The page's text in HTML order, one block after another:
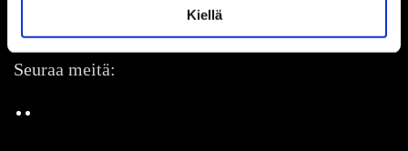
Kiellä
00210 Helsinki
Seuraa meitä: